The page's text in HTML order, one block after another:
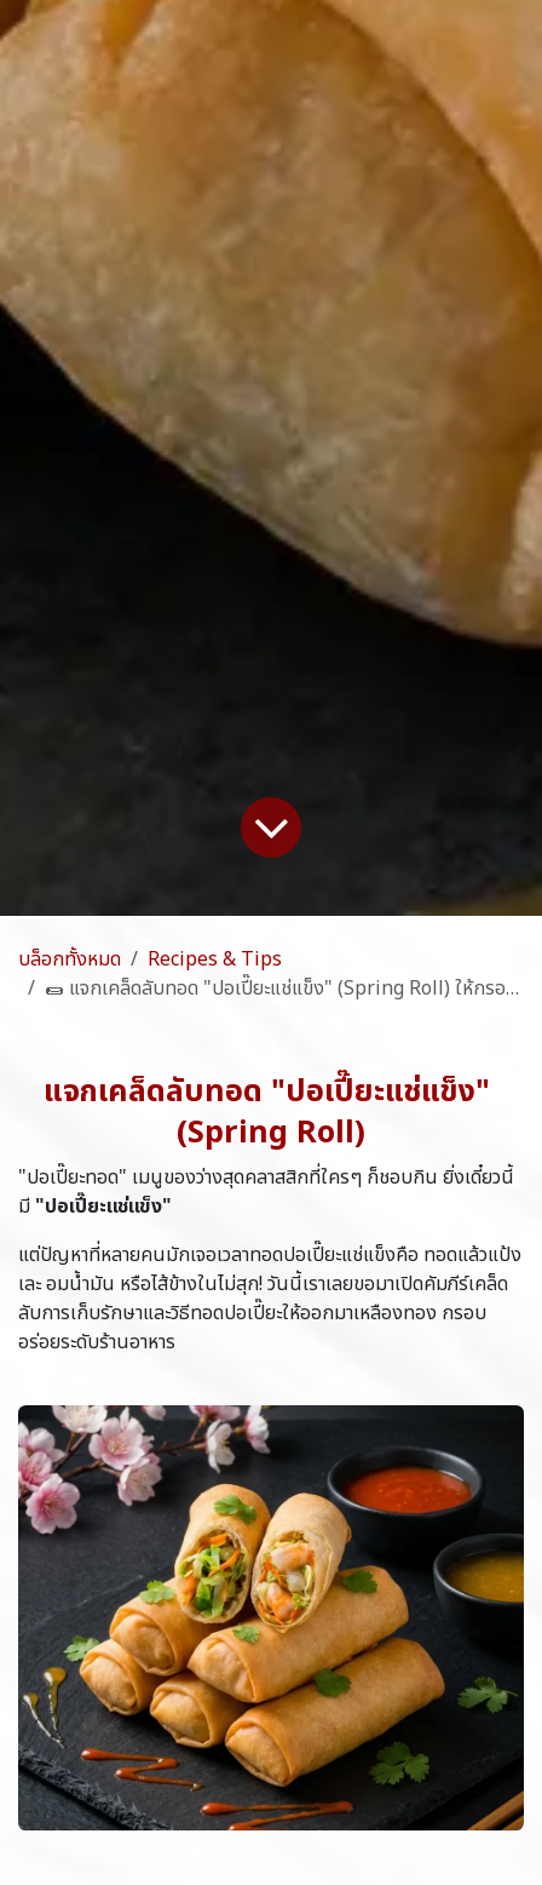
บล็อกทั้งหมด
Recipes & Tips
🌯 แจกเคล็ดลับทอด "ปอเปี๊ยะแช่แข็ง" (Spring Roll) ให้กรอบสนั่น แป้งไม่เละ ไส้แน่นทะลัก!
แจกเคล็ดลับทอด "ปอเปี๊ยะแช่แข็ง"
(Spring Roll)
"ปอเปี๊ยะทอด" เมนูของว่างสุดคลาสสิกที่ใครๆ ก็ชอบกิน ยิ่งเดี๋ยวนี้
มี "ปอเปี๊ยะแช่แข็ง"
แต่ปัญหาที่หลายคนมักเจอเวลาทอดปอเปี๊ยะแช่แข็งคือ ทอดแล้วแป้ง
เละ อมน้ำมัน หรือไส้ข้างในไม่สุก! วันนี้เราเลยขอมาเปิดคัมภีร์เคล็ด
ลับการเก็บรักษาและวิธีทอดปอเปี๊ยะให้ออกมาเหลืองทอง กรอบ
อร่อยระดับร้านอาหาร